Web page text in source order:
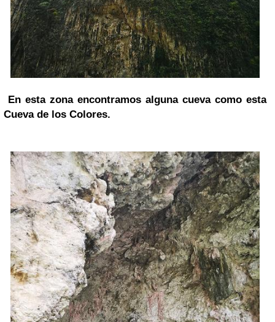
En esta zona encontramos alguna cueva como esta
Cueva de los Colores.